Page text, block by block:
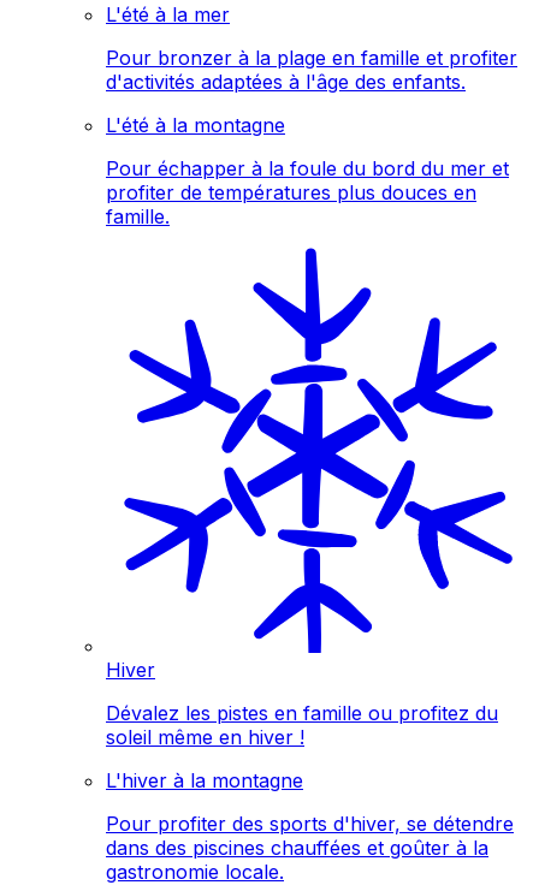
L'été à la mer
Pour bronzer à la plage en famille et profiter
d'activités adaptées à l'âge des enfants.
L'été à la montagne
Pour échapper à la foule du bord du mer et
profiter de températures plus douces en
famille.
Hiver
Dévalez les pistes en famille ou profitez du
soleil même en hiver !
L'hiver à la montagne
Pour profiter des sports d'hiver, se détendre
dans des piscines chauffées et goûter à la
gastronomie locale.